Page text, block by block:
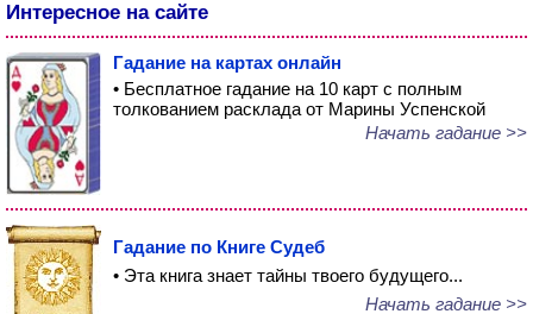
Интересное на сайте
Гадание на картах онлайн
• Бесплатное гадание на 10 карт с полным
толкованием расклада от Марины Успенской
Начать гадание >>
Гадание по Книге Судеб
• Эта книга знает тайны твоего будущего...
Начать гадание >>